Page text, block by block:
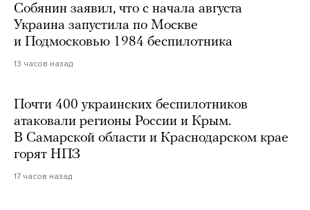
Собянин заявил, что с начала августа
Украина запустила по Москве
и Подмосковью 1984 беспилотника
13 часов назад
Почти 400 украинских беспилотников
атаковали регионы России и Крым.
В Самарской области и Краснодарском крае
горят НПЗ
17 часов назад